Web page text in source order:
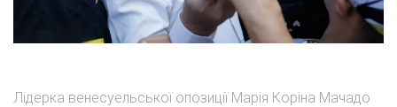
Лідерка венесуельської опозиції Марія Коріна Мачадо